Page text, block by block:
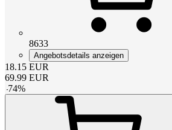
8633
Angebotsdetails anzeigen
18.15 EUR
69.99 EUR
-74%